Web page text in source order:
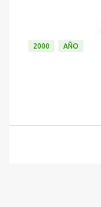
2000 AÑO